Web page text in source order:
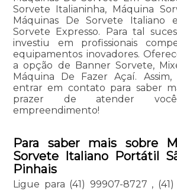
Sorvete Italianinha, Máquina
Máquinas De Sorvete Italiano
Sorvete Expresso. Para tal
investiu em profissionais
equipamentos inovadores.
a opção de Banner Sorvete,
Máquina De Fazer Açaí.
entrar em contato para saber
prazer de atender
empreendimento!
Para saber mais sobre
Sorvete Italiano Portátil
Pinhais
Ligue para (41) 99907-8727 ,